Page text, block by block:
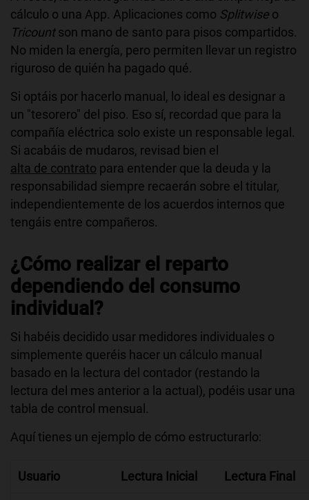
cálculo o una App. Aplicaciones como Splitwise o
Tricountson mano de santo para pisos compartidos.
No miden la energía, pero permiten llevar un registro
riguroso de quién ha pagado qué.
Si optáis por hacerlo manual, lo ideal es designar a
un "tesorero" del piso. Eso sí, recordad que para la
compañía eléctrica solo existe un responsable legal.
Si acabáis de mudaros, revisad bien el
alta de contrato para entender que la deuda y la
responsabilidad siempre recaerán sobre el titular,
independientemente de los acuerdos internos que
tengáis entre compañeros.
¿Cómo realizar el reparto
dependiendo del consumo
individual?
Si habéis decidido usar medidores individuales o
simplemente queréis hacer un cálculo manual
basado en la lectura del contador (restando la
lectura del mes anterior a la actual), podéis usar una
tabla de control mensual.
Aquí tienes un ejemplo de cómo estructurarlo:
Usuario Lectura Inicial Lectura Final